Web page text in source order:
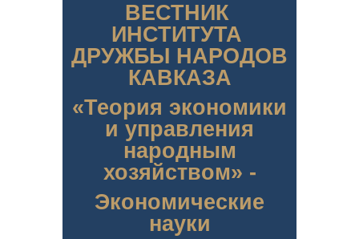
ВЕСТНИК
ИНСТИТУТА
ДРУЖБЫ НАРОДОВ
КАВКАЗА
«Теория экономики
и управления
народным
хозяйством» -
Экономические
науки